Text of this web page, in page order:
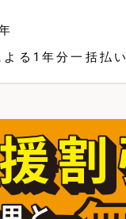
る1年分一括払い